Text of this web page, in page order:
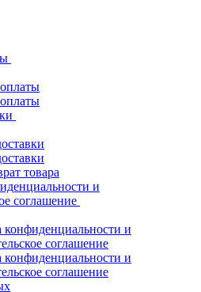
товара
и
соглашение
и
соглашение
и
соглашение